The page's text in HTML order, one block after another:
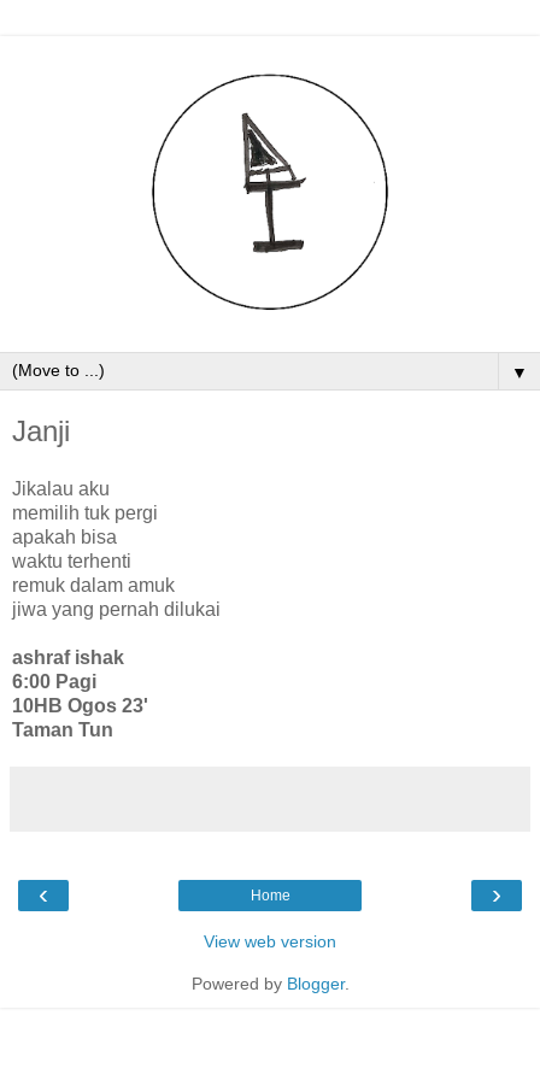
▼
Janji
Jikalau aku
memilih tuk pergi
apakah bisa
waktu terhenti
remuk dalam amuk
jiwa yang pernah dilukai
ashraf ishak
6:00 Pagi
10HB Ogos 23'
Taman Tun
‹ ›
Home
View web version
Powered by Blogger.